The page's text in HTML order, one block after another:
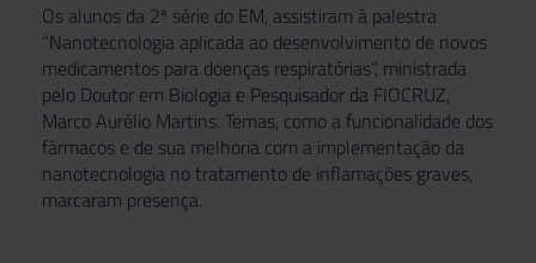
Os alunos da 2ª série do EM, assistiram à palestra
“Nanotecnologia aplicada ao desenvolvimento de novos
medicamentos para doenças respiratórias”, ministrada
pelo Doutor em Biologia e Pesquisador da FIOCRUZ,
Marco Aurélio Martins. Temas, como a funcionalidade dos
fármacos e de sua melhoria com a implementação da
nanotecnologia no tratamento de inflamações graves,
marcaram presença.